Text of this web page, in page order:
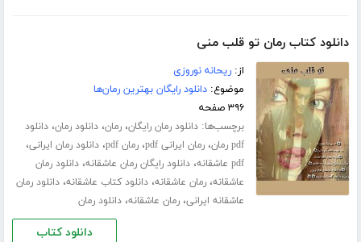
دانلود کتاب رمان تو قلب منی
از:ریحانه نوروزی
موضوع:دانلود رایگان بهترین رمان‌ها
۳۹۶ صفحه
برچسب‌ها:دانلود رمان رایگان،رمان،دانلود رمان،دانلود
pdf رمان
،رمان ایرانی pdf ،رمان pdf ،دانلود رمان ایرانی،
pdf عاشقانه ،دانلود رایگان رمان عاشقانه،دانلود رمان
عاشقانه،رمان عاشقانه،دانلود کتاب عاشقانه،دانلود رمان
عاشقانه ایرانی،رمان عاشقانه،دانلود رمان
دانلود کتاب